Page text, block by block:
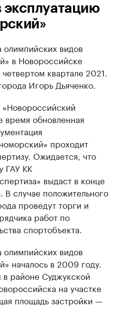
эксплуатацию
олимпийских видов
в Новороссийске
квартале 2021.
Игорь Дьяченко.
время обновленная
проходит
Ожидается, что
ГАУ КК
выдаст в конце
В случае положительного
проведут торги и
работ по
спортобъекта.
олимпийских видов
началось в 2009 году.
в районе Суджукской
на участке
площадь застройки —